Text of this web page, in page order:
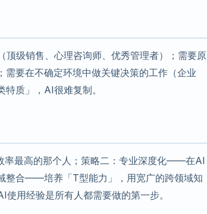
级销售、心理咨询师、优秀管理者）；需要原
要在不确定环境中做关键决策的工作（企业
质」，AI很难复制。
最高的那个人；策略二：专业深度化——在AI
整合——培养「T型能力」，用宽广的跨领域知
用经验是所有人都需要做的第一步。